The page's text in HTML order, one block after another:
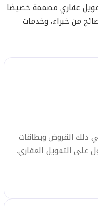
عقاري مصممة خصيصًا
من خبراء، وخدمات
ذلك القروض وبطاقات
على التمويل العقاري.